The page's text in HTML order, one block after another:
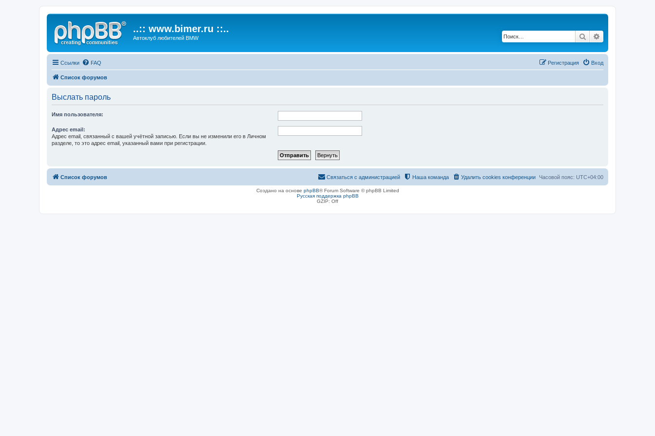
..:: www.bimer.ru ::..
Автоклуб любителей BMW Поиск
Ссылки FAQ Вход
Регистрация
Список форумов
Выслать пароль
Имя пользователя:
Адрес email:
Адрес email, связанный с вашей учётной записью. Если вы не изменили его в Личном
разделе, то это адрес email, указанный вами при регистрации.
Список форумов Часовой пояс: UTC+04:00
Удалить cookies конференции
Наша команда
Связаться с администрацией
Создано на основе phpBB® Forum Software © phpBB Limited
Русская поддержка phpBB
GZIP: Off